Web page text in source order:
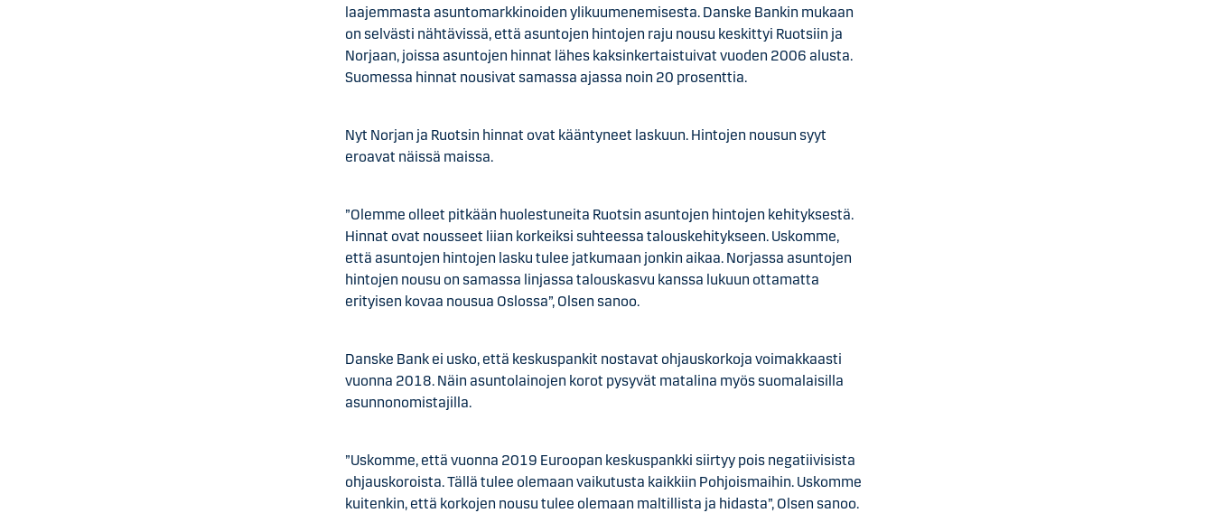
laajemmasta asuntomarkkinoiden ylikuumenemisesta. Danske Bankin mukaan
on selvästi nähtävissä, että asuntojen hintojen raju nousu keskittyi Ruotsiin ja
Norjaan, joissa asuntojen hinnat lähes kaksinkertaistuivat vuoden 2006 alusta.
Suomessa hinnat nousivat samassa ajassa noin 20 prosenttia.
Nyt Norjan ja Ruotsin hinnat ovat kääntyneet laskuun. Hintojen nousun syyt
eroavat näissä maissa.
”Olemme olleet pitkään huolestuneita Ruotsin asuntojen hintojen kehityksestä.
Hinnat ovat nousseet liian korkeiksi suhteessa talouskehitykseen. Uskomme,
että asuntojen hintojen lasku tulee jatkumaan jonkin aikaa. Norjassa asuntojen
hintojen nousu on samassa linjassa talouskasvu kanssa lukuun ottamatta
erityisen kovaa nousua Oslossa”, Olsen sanoo.
Danske Bank ei usko, että keskuspankit nostavat ohjauskorkoja voimakkaasti
vuonna 2018. Näin asuntolainojen korot pysyvät matalina myös suomalaisilla
asunnonomistajilla.
”Uskomme, että vuonna 2019 Euroopan keskuspankki siirtyy pois negatiivisista
ohjauskoroista. Tällä tulee olemaan vaikutusta kaikkiin Pohjoismaihin. Uskomme
kuitenkin, että korkojen nousu tulee olemaan maltillista ja hidasta”, Olsen sanoo.